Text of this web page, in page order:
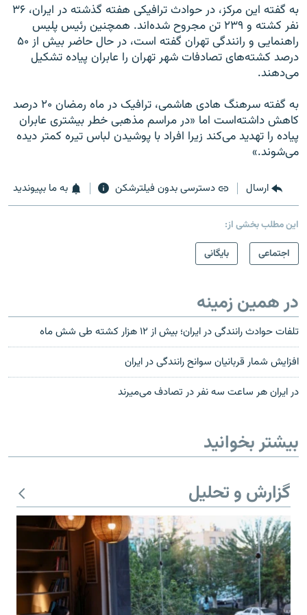
به گفته این مرکز، در حوادث ترافیکی هفته گذشته در ایران، ۳۶
نفر کشته و ۲۳۹ تن مجروح شده‌اند. همچنین رئیس پلیس
راهنمایی و رانندگی تهران گفته است، در حال حاضر بیش از ۵۰
درصد کشته‌های تصادفات شهر تهران را عابران پیاده تشکیل
می‌دهند.
به گفته سرهنگ هادی هاشمی، ترافیک در ماه رمضان ۲۰ درصد
کاهش داشته‌است اما «در مراسم مذهبی خطر بیشتری عابران
پیاده را تهدید می‌کند زیرا افراد با پوشیدن لباس تیره کمتر دیده
می‌شوند.»
ارسال دسترسی بدون فیلترشکن به ما بپیوندید
این مطلب بخشی از:
اجتماعی
بایگانی
در همین زمینه
تلفات حوادث رانندگى در ايران؛ بيش از ۱۲ هزار کشته طی شش ماه
افزایش شمار قربانیان سوانح رانندگی در ایران
در ایران هر ساعت سه نفر در تصادف می‌میرند
بیشتر بخوانید
گزارش و تحلیل